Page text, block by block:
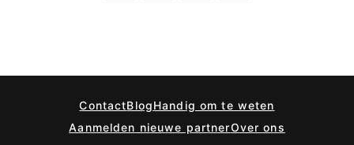
ContactBlogHandig om te weten
Aanmelden nieuwe partnerOver ons